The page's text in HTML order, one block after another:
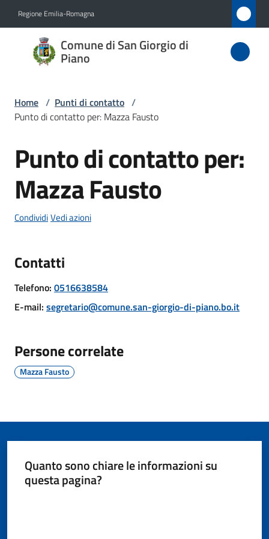
Regione Emilia-Romagna
Comune di San Giorgio di
Piano
Comune
di San
di Piano
Amministrazione
Novità
Servizi
San
di
Piano
Amministrazione
l
Home / Punti di contatto /
Punto di contatto per: Mazza Fausto
Salta al contenuto
Punto di contatto per:
Mazza Fausto
CondividiVedi azioni
Contatti
Telefono: 0516638584
E-mail: segretario@comune.san-giorgio-di-piano.bo.it
Persone correlate
Mazza Fausto
Quanto sono chiare le informazioni su
questa pagina?